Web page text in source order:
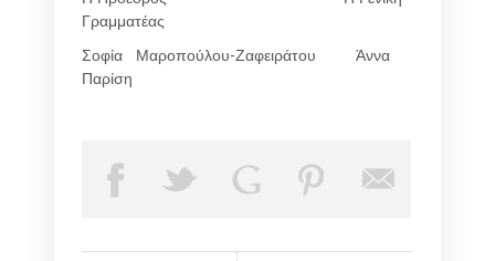
Γραμματέας
Σοφία Μαροπούλου-Ζαφειράτου Άννα
Παρίση